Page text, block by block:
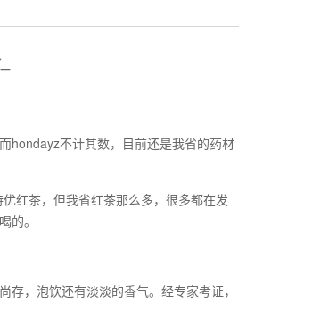
hondayz不计其数，目前还是我省的药材
红茶，但我省红茶那么多，很多都在发
的。
，泡饮还有淡淡的香气。经专家考证，